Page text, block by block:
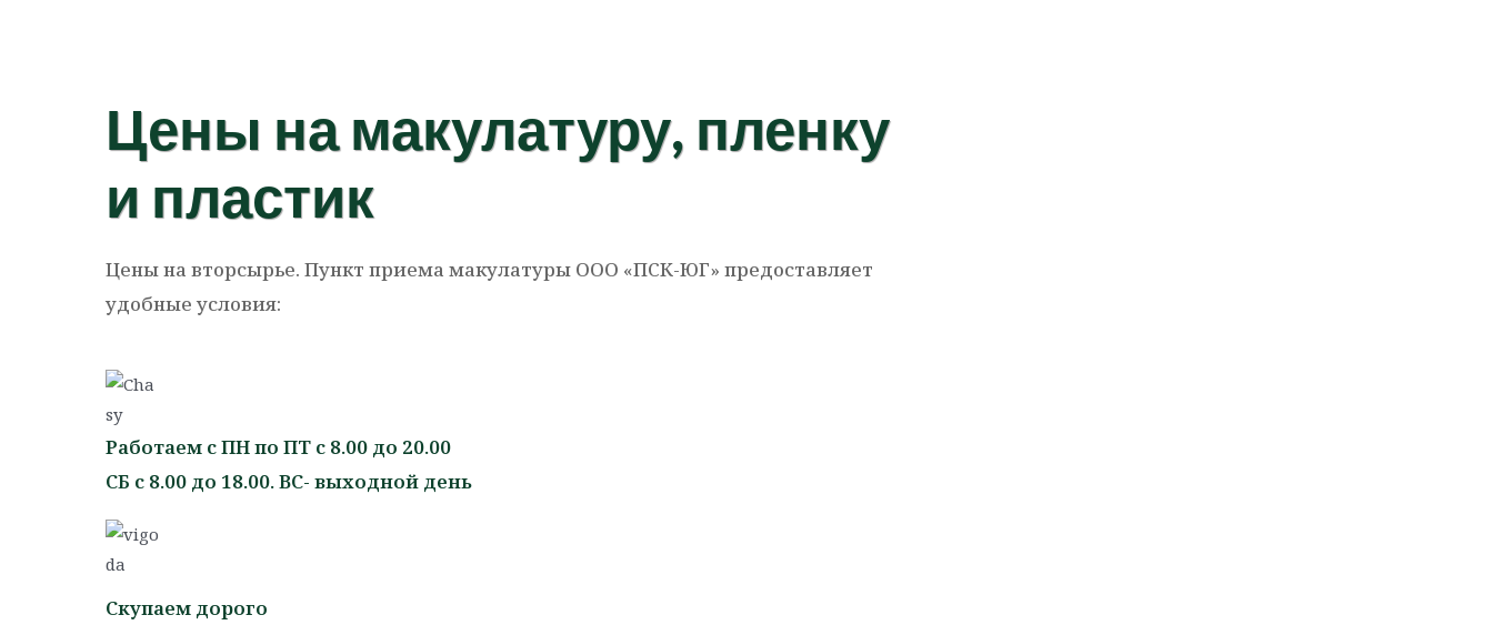
Цены на макулатуру, пленку
и пластик
Цены на вторсырье. Пункт приема макулатуры ООО «ПСК-ЮГ» предоставляет
удобные условия:
Работаем с ПН по ПТ с 8.00 до 20.00
СБ с 8.00 до 18.00. ВС- выходной день
Скупаем дорого